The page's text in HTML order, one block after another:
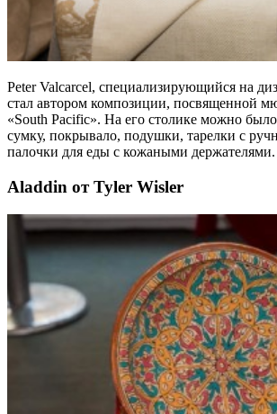
Peter Valcarcel, специализирующийся на
стал автором композиции, посвященной
«South Pacific». На его столике можно
сумку, покрывало, подушки, тарелки с
палочки для еды с кожаными держателями.
Aladdin от Tyler Wisler